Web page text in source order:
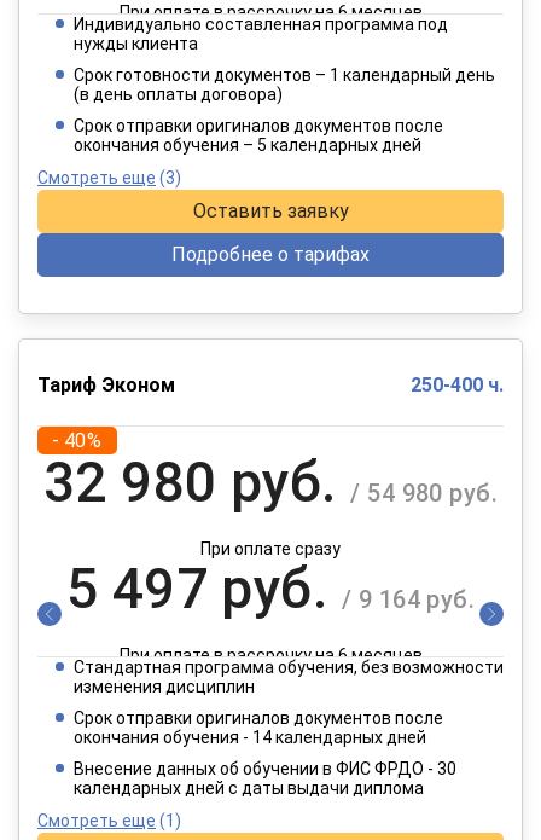
При оплате в рассрочку на 6 месяцев
4 949 руб. / 8 249 руб.
При оплате в рассрочку на 12 месяцев
Индивидуально составленная программа под
нужды клиента
Срок готовности документов – 1 календарный день
(в день оплаты договора)
Срок отправки оригиналов документов после
окончания обучения – 5 календарных дней
Смотреть еще (3)
Оставить заявку
Подробнее о тарифах
Тариф Эконом 250-400 ч.
- 40%
32 980 руб. / 54 980 руб.
При оплате сразу
5 497 руб. / 9 164 руб.
При оплате в рассрочку на 6 месяцев
2 749 руб.
При оплате в рассрочку на 12 месяцев
Стандартная программа обучения, без возможности
изменения дисциплин
Срок отправки оригиналов документов после
окончания обучения - 14 календарных дней
Внесение данных об обучении в ФИС ФРДО - 30
календарных дней с даты выдачи диплома
Смотреть еще (1)